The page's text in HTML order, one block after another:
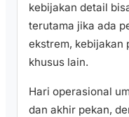
kebijakan detail
terutama jika ada
ekstrem, kebijakan
khusus lain.
Hari operasional
dan akhir pekan,